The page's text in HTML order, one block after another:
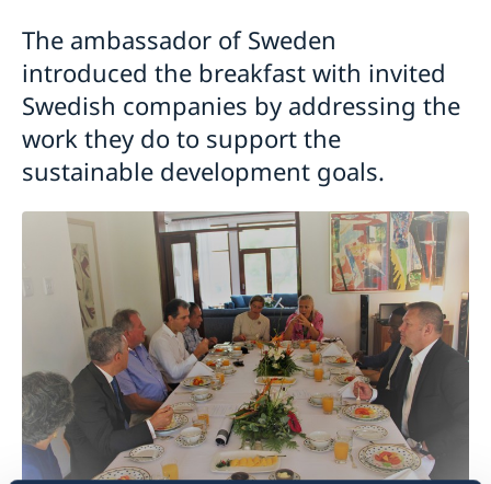
The ambassador of Sweden
introduced the breakfast with invited
Swedish companies by addressing the
work they do to support the
sustainable development goals.